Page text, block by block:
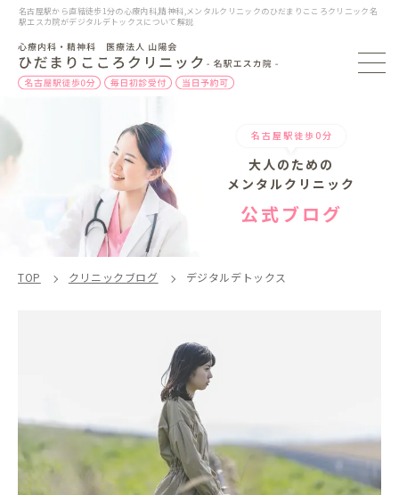
名古屋駅から直結徒歩1分の心療内科,精神科,メンタルクリニックのひだまりこころクリニック名
駅エスカ院がデジタルデトックスについて解説
名古屋駅徒歩0分
大人のための
メンタルクリニック
公式ブログ
TOP クリニックブログ デジタルデトックス